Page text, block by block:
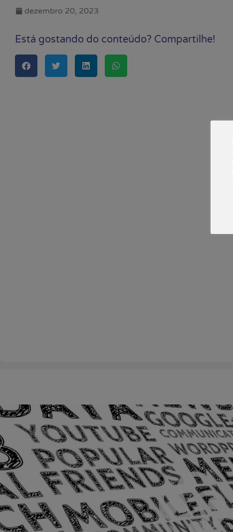
dezembro 20, 2023
Está gostando do conteúdo? Compartilhe!